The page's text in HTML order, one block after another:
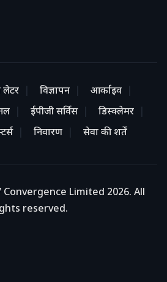
लेटर विज्ञापन
आर्काइव
ईपीजी सर्विस
डिस्क्लेमर
निवारण सेवा की शर्तें
Limited 2026. All
reserved.